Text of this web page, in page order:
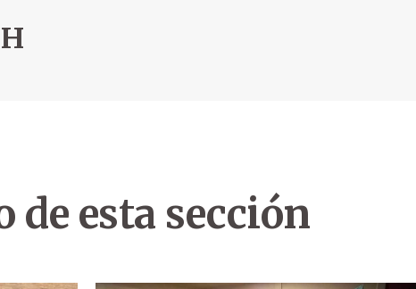
de esta sección